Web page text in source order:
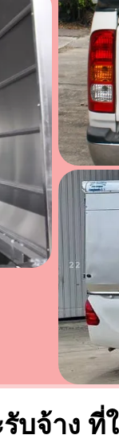
บจ้าง ที่